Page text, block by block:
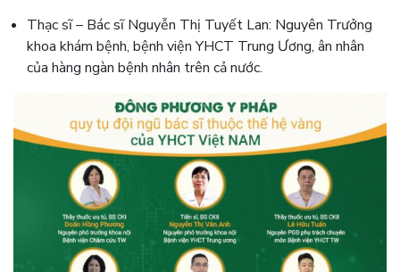
Thạc sĩ – Bác sĩ Nguyễn Thị Tuyết Lan: Nguyên Trưởng
khoa khám bệnh, bệnh viện YHCT Trung Ương, ân nhân
của hàng ngàn bệnh nhân trên cả nước.